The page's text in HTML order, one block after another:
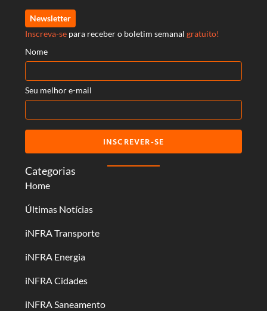
Categorias
Home
Últimas Notícias
iNFRA Transporte
iNFRA Energia
iNFRA Cidades
iNFRA Saneamento
Newsletter
Inscreva-se para receber o boletim semanal gratuito!
Nome
Seu melhor e-mail
INSCREVER-SE